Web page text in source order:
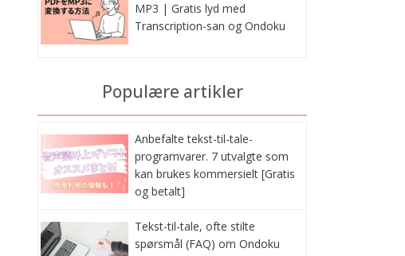
MP3 | Gratis lyd med
Transcription-san og Ondoku
Populære artikler
Anbefalte tekst-til-tale-
programvarer. 7 utvalgte som
kan brukes kommersielt [Gratis
og betalt]
Tekst-til-tale, ofte stilte
spørsmål (FAQ) om Ondoku